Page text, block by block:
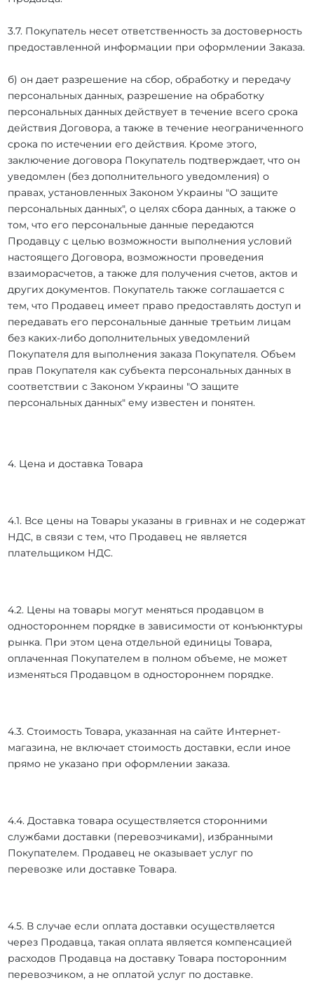
3.7. Покупатель несет ответственность за достоверность
предоставленной информации при оформлении Заказа.
б) он дает разрешение на сбор, обработку и передачу
персональных данных, разрешение на обработку
персональных данных действует в течение всего срока
действия Договора, а также в течение неограниченного
срока по истечении его действия. Кроме этого,
заключение договора Покупатель подтверждает, что он
уведомлен (без дополнительного уведомления) о
правах, установленных Законом Украины "О защите
персональных данных", о целях сбора данных, а также о
том, что его персональные данные передаются
Продавцу с целью возможности выполнения условий
настоящего Договора, возможности проведения
взаиморасчетов, а также для получения счетов, актов и
других документов. Покупатель также соглашается с
тем, что Продавец имеет право предоставлять доступ и
передавать его персональные данные третьим лицам
без каких-либо дополнительных уведомлений
Покупателя для выполнения заказа Покупателя. Объем
прав Покупателя как субъекта персональных данных в
соответствии с Законом Украины "О защите
персональных данных" ему известен и понятен.
4. Цена и доставка Товара
4.1. Все цены на Товары указаны в гривнах и не содержат
НДС, в связи с тем, что Продавец не является
плательщиком НДС.
4.2. Цены на товары могут меняться продавцом в
одностороннем порядке в зависимости от конъюнктуры
рынка. При этом цена отдельной единицы Товара,
оплаченная Покупателем в полном объеме, не может
изменяться Продавцом в одностороннем порядке.
4.3. Стоимость Товара, указанная на сайте Интернет-
магазина, не включает стоимость доставки, если иное
прямо не указано при оформлении заказа.
4.4. Доставка товара осуществляется сторонними
службами доставки (перевозчиками), избранными
Покупателем. Продавец не оказывает услуг по
перевозке или доставке Товара.
4.5. В случае если оплата доставки осуществляется
через Продавца, такая оплата является компенсацией
расходов Продавца на доставку Товара посторонним
перевозчиком, а не оплатой услуг по доставке.